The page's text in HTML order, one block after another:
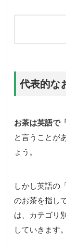
代表的な
お茶は英語で
と言うことが
ょう。
しかし英語の
のお茶を指し
は、カテゴリ
していきます。